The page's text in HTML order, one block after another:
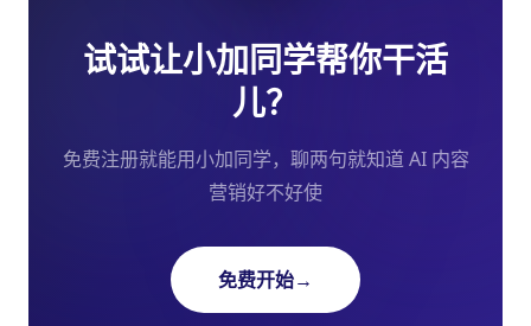
试试让小加同学帮你干活
儿？
免费注册就能用小加同学，聊两句就知道 AI 内容
营销好不好使
免费开始→